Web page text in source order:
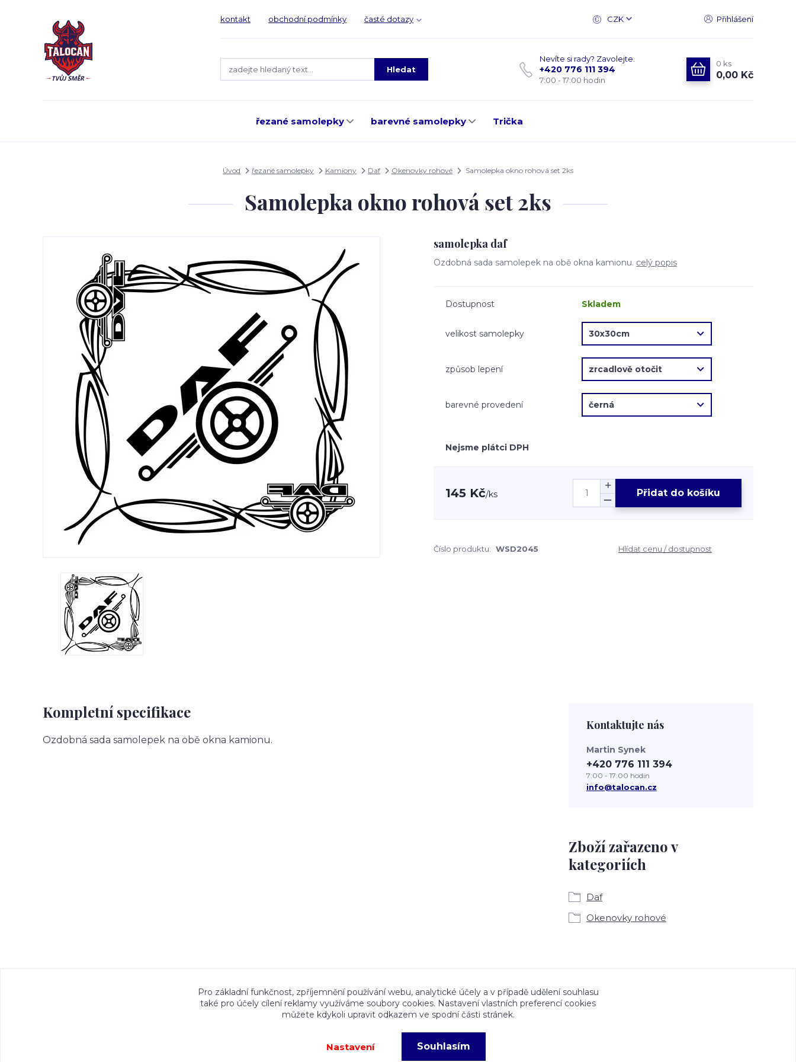
kontakt obchodní podmínky časté dotazy CZK Přihlášení
Hledat
Nevíte si rady? Zavolejte.
+420 776 111 394
7:00 - 17:00 hodin
0 ks
0,00 Kč
řezané samolepky barevné samolepky Trička
Úvod řezané samolepky Kamiony Daf Okenovky rohové Samolepka okno rohová set 2ks
Samolepka okno rohová set 2ks
samolepka daf
Ozdobná sada samolepek na obě okna kamionu. celý popis
Dostupnost Skladem
velikost samolepky
způsob lepení
barevné provedení
Nejsme plátci DPH
145 Kč/ks Přidat do košíku
Číslo produktu: WSD2045 Hlídat cenu / dostupnost
Kompletní specifikace
Ozdobná sada samolepek na obě okna kamionu.
Zboží zařazeno v
kategoriích
Daf
Okenovky rohové
Kontaktujte nás
Martin Synek
+420 776 111 394
7:00 - 17:00 hodin
info@talocan.cz
Veškeré fotografie, grafické návrhy, vizualizace a textový obsah zveřejněný na stránkách Talocan.cz a CeskeSamolepky.cz jsou chráněny autorským
právem. Jejich použití bez předchozího písemného souhlasu provozovatele je zakázáno.
Pro základní funkčnost, zpříjemnění používání webu, analytické účely a v případě udělení souhlasu
také pro účely cílení reklamy využíváme soubory cookies. Nastavení vlastních preferencí cookies
můžete kdykoli upravit odkazem ve spodní části stránek.
Nastavení Souhlasím